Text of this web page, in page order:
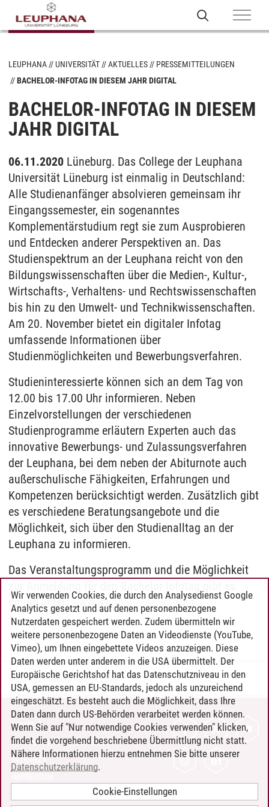
LEUPHANA UNIVERSITÄT AKTUELLES
PRESSEMITTEILUNGEN
BACHELOR-INFOTAG IN DIESEM JAHR DIGITAL
BACHELOR-INFOTAG IN DIESEM
JAHR DIGITAL
06.11.2020 Lüneburg. Das College der Leuphana
Universität Lüneburg ist einmalig in Deutschland:
Alle Studienanfänger absolvieren gemeinsam ihr
Eingangssemester, ein sogenanntes
Komplementärstudium regt sie zum Ausprobieren
und Entdecken anderer Perspektiven an. Das
Studienspektrum an der Leuphana reicht von den
Bildungswissenschaften über die Medien-, Kultur-,
Wirtschafts-, Verhaltens- und Rechtswissenschaften
bis hin zu den Umwelt- und Technikwissenschaften.
Am 20. November bietet ein digitaler Infotag
umfassende Informationen über
Studienmöglichkeiten und Bewerbungsverfahren.
Studieninteressierte können sich an dem Tag von
12.00 bis 17.00 Uhr informieren. Neben
Einzelvorstellungen der verschiedenen
Studienprogramme erläutern Experten auch das
innovative Bewerbungs- und Zulassungsverfahren
der Leuphana, bei dem neben der Abiturnote auch
außerschulische Fähigkeiten, Erfahrungen und
Kompetenzen berücksichtigt werden. Zusätzlich gibt
es verschiedene Beratungsangebote und die
Möglichkeit, sich über den Studienalltag an der
Leuphana zu informieren.
Das Veranstaltungsprogramm und die Möglichkeit
online unter:www.leuphana.de/infotag
Henning Zühlsdorff/06.11.2020
KONTAKT
LEUPHANA ALS ARBEITGEBER
INTRANET
Wir verwenden Cookies, die durch den Analysedienst Google
Analytics gesetzt und auf denen personenbezogene
Nutzerdaten gespeichert werden. Zudem übermitteln wir
weitere personenbezogene Daten an Videodienste (YouTube,
Vimeo), um Ihnen eingebettete Videos anzuzeigen. Diese
Daten werden unter anderem in die USA übermittelt. Der
Europäische Gerichtshof hat das Datenschutzniveau in den
USA, gemessen an EU-Standards, jedoch als unzureichend
eingeschätzt. Es besteht auch die Möglichkeit, dass Ihre
Daten dann durch US-Behörden verarbeitet werden können.
Wenn Sie auf "Nur notwendige Cookies verwenden" klicken,
findet die vorgehend beschriebene Übermittlung nicht statt.
Nähere Informationen hierzu entnehmen Sie bitte unserer
Datenschutzerklärung.
Cookie-Einstellungen